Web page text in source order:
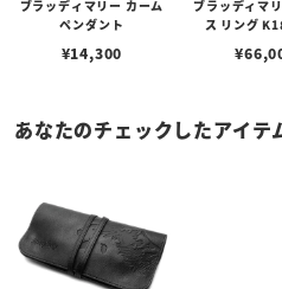
ブラッディマリー カーム
ペンダント
¥14,300
ブラッディマ
ス リング
¥
あなたのチェックしたアイテ